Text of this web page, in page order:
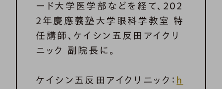
ード大学医学部などを経て、202
2年慶應義塾大学眼科学教室 特
任講師、ケイシン五反田アイクリ
ニック 副院長に。
ケイシン五反田アイクリニック： h